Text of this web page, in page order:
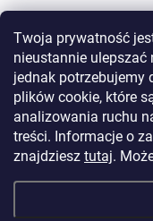
Twoja prywatność
nieustannie ulepszać
jednak potrzebujemy
plików cookie, które
analizowania ruchu
treści. Informacje o
znajdziesz tutaj.
O BERGAM
PŁATNOŚĆ
WYSYŁKA